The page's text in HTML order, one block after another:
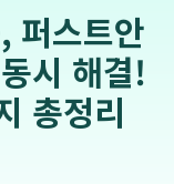
퍼스트안
시 해결!
총정리